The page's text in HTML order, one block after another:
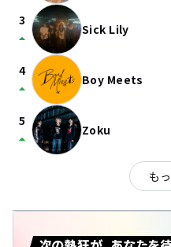
3
arrow_drop_up Sick Lily
4
arrow_drop_up Boy Meets
5
arrow_drop_up Zoku
も